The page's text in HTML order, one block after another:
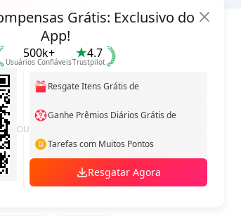
Grátis: Exclusivo do
App!
500k+
Usuários Confiáveis
4.7
Trustpilot
OU
Resgate Itens Grátis de
Ganhe Prêmios Diários Grátis de
Tarefas com Muitos Pontos
Resgatar Agora
Hot Selling
Arena Breakout: Infinite (PC Verison)
Buy PUBG Mobile UC
Honkai: Star Rail HSR Top Up
Genshin Impact Top Up
Zenless Zone Zero Top Up